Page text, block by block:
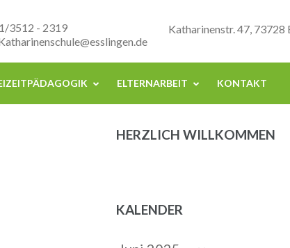
Katharinenstr. 47, 73728
3512 - 2319
ELTERNARBEIT KONTAKT
HERZLICH WILLKOMMEN
KALENDER